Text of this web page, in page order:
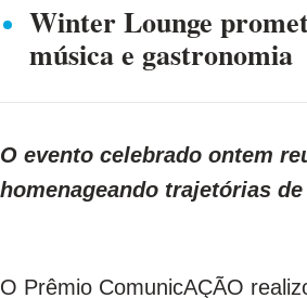
Winter Lounge
música e gastronomia
O evento celebrado ontem
homenageando trajetórias
O Prêmio ComunicAÇÃO